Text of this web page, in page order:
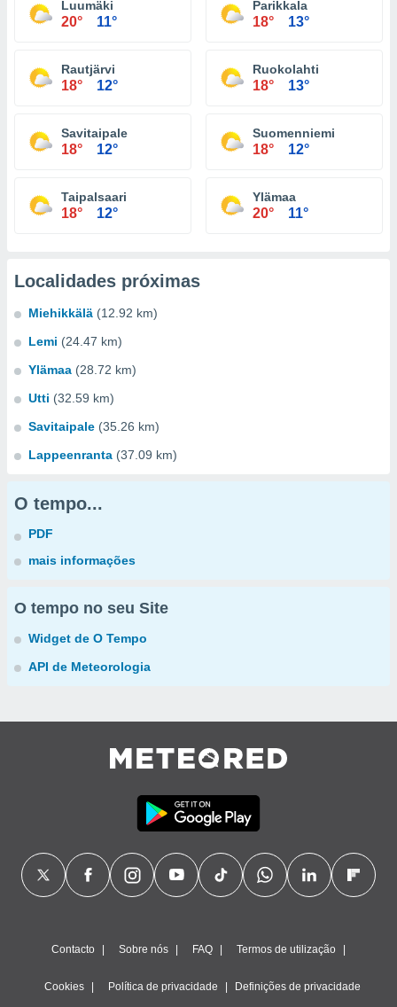
Luumäki
20° 11°
Parikkala
18° 13°
Rautjärvi
18° 12°
Ruokolahti
18° 13°
Savitaipale
18° 12°
Suomenniemi
18° 12°
Taipalsaari
18° 12°
Ylämaa
20° 11°
Localidades próximas
Miehikkälä (12.92 km)
Lemi (24.47 km)
Ylämaa (28.72 km)
Utti (32.59 km)
Savitaipale (35.26 km)
Lappeenranta (37.09 km)
O tempo...
PDF
mais informações
O tempo no seu Site
Widget de O Tempo
API de Meteorologia
Contacto Sobre nós FAQ Termos de utilização
Cookies Política de privacidade Definições de privacidade